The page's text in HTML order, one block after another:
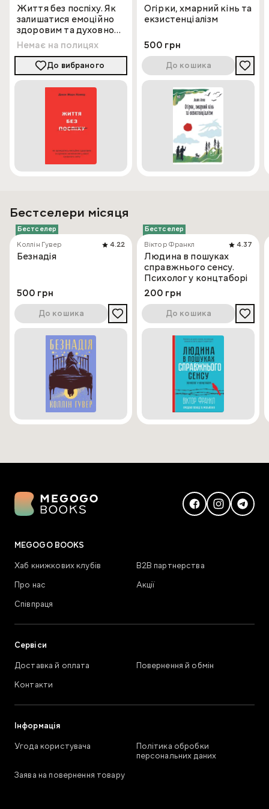
прагнуть глибше зрозуміти природу творчості та
приховані джерела людської уяви
Життя без поспіху. Як
залишатися емоційно
здоровим та духовно
наповненим
Немає на полицях
До вибраного
Огірки, хмарний кінь та
екзистенціалізм
500 грн
До кошика
Бестселери місяця
Бестселер
Коллін Гувер
4.22
Безнадія
500 грн
До кошика
Бестселер
Віктор Франкл
4.37
Людина в пошуках
справжнього сенсу.
Психолог у концтаборі
200 грн
До кошика
MEGOGO BOOKS
Хаб книжкових клубів
В2В партнерства
Про нас
Акції
Співпраця
Сервіси
Доставка й оплата
Повернення й обмін
Контакти
Інформація
Угода користувача
Політика обробки
персональних даних
Заява на повернення товару